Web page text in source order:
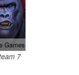
Games
7